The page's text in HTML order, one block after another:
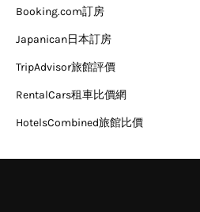
Booking.com訂房
Japanican日本訂房
TripAdvisor旅館評價
RentalCars租車比價網
HotelsCombined旅館比價